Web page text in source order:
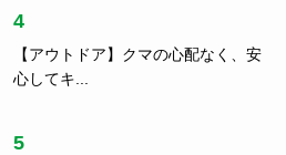
4
【アウトドア】クマの心配なく、安
心してキ...
5